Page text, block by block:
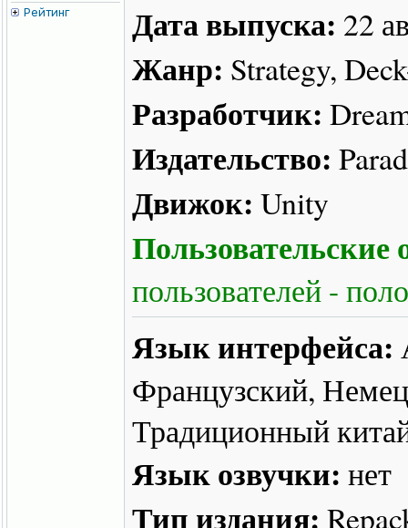
Рейтинг Дата выпуска: 22
Жанр: Strategy,
Разработчик:
Издательство:
Движок: Unity
Пользовательские
пользователей -
Язык интерфейса:
Французский,
Традиционный
Язык озвучки: нет
Тип издания: